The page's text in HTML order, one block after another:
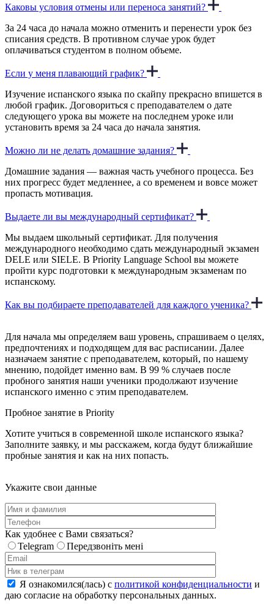
Каковы условия отмены или переноса занятий?
За 24 часа до начала можно отменить и перенести урок без
списания средств. В противном случае урок будет
оплачиваться студентом в полном объеме.
Если у меня плавающий график?
Изучение испанского языка по скайпу прекрасно впишется в
любой график. Договориться с преподавателем о дате
следующего урока вы можете на последнем уроке или
установить время за 24 часа до начала занятия.
Можно ли не делать домашние задания?
Домашние задания — важная часть учебного процесса. Без
них прогресс будет медленнее, а со временем и вовсе может
пропасть мотивация.
Выдаете ли вы международный сертификат?
Мы выдаем школьный сертификат. Для получения
международного необходимо сдать международный экзамен
DELE или SIELE. В Priority Language School вы можете
пройти курс подготовки к международным экзаменам по
испанскому.
Как вы подбираете преподавателей для каждого ученика?
Для начала мы определяем ваш уровень, спрашиваем о целях,
предпочтениях и подходящем для вас расписании. Далее
назначаем занятие с преподавателем, который, по нашему
мнению, подойдет именно вам. В 99 % случаев после
пробного занятия наши ученики продолжают изучение
испанского именно с этим преподавателем.
Пробное занятие в Priority
Хотите учиться в современной школе испанского языка?
Заполните заявку, и мы расскажем, когда будут ближайшие
пробные занятия и как на них попасть.
Укажите свои данные
Как удобнее с Вами связаться?
Telegram
Передзвоніть мені
Я ознакомился(лась) с политикой конфиденциальности и
даю согласие на обработку персональных данных.